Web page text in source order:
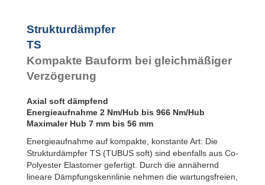
TS64-34
TS68-36
TS84-43
TS107-56
Strukturdämpfer
TS
Kompakte Bauform bei gleichmäßiger
Verzögerung
Axial soft dämpfend
Energieaufnahme 2 Nm/Hub bis 966 Nm/Hub
Maximaler Hub 7 mm bis 56 mm
Energieaufnahme auf kompakte, konstante Art: Die
Strukturdämpfer TS (TUBUS soft) sind ebenfalls aus Co-
Polyester Elastomer gefertigt. Durch die annähernd
lineare Dämpfungskennlinie nehmen die wartungsfreien,